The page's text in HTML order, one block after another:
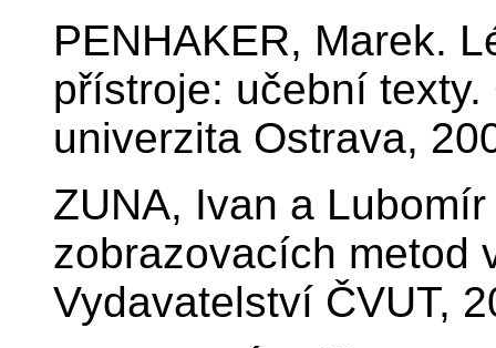
PENHAKER, Marek.
přístroje: učební
univerzita Ostrava,
ZUNA, Ivan a
zobrazovacích metod
Vydavatelství ČVUT,